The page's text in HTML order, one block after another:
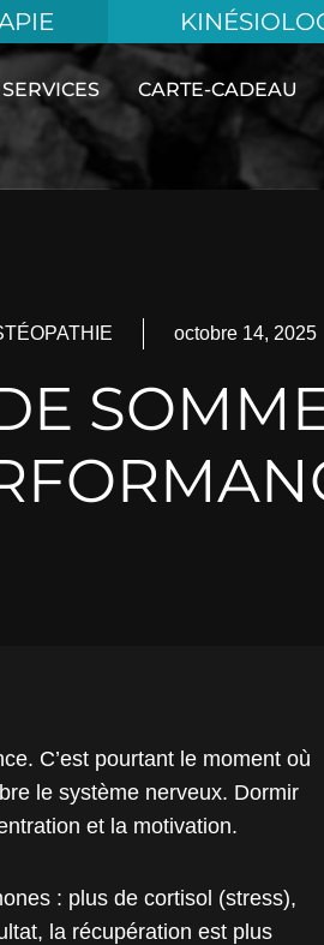
CARTE-CADEAU
octobre 14, 2025
C’est pourtant le moment où
le système nerveux. Dormir
et la motivation.
: plus de cortisol (stress),
la récupération est plus